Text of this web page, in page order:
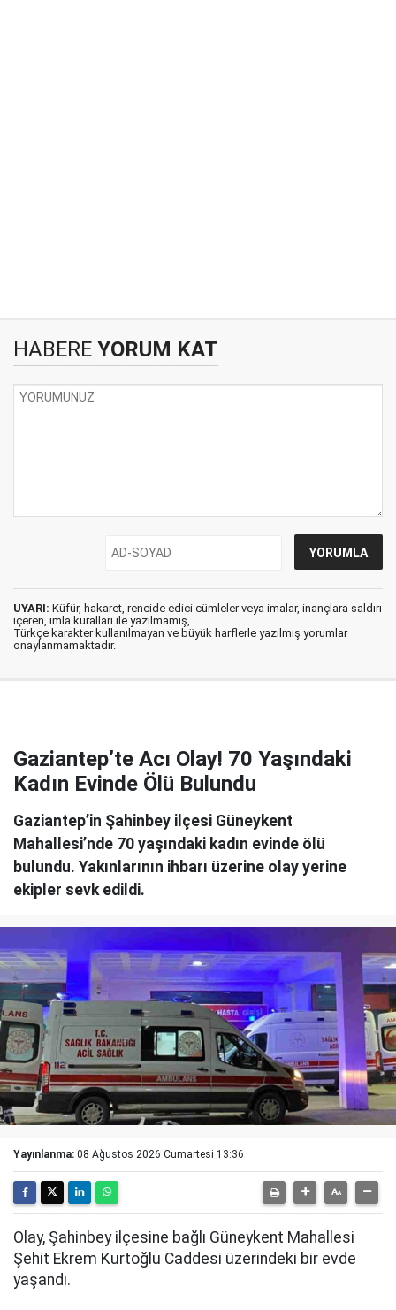
HABERE YORUM KAT
UYARI: Küfür, hakaret, rencide edici cümleler veya imalar, inançlara saldırı
içeren, imla kuralları ile yazılmamış,
Türkçe karakter kullanılmayan ve büyük harflerle yazılmış yorumlar
onaylanmamaktadır.
Gaziantep’te Acı Olay! 70 Yaşındaki
Kadın Evinde Ölü Bulundu
Gaziantep’in Şahinbey ilçesi Güneykent
Mahallesi’nde 70 yaşındaki kadın evinde ölü
bulundu. Yakınlarının ihbarı üzerine olay yerine
ekipler sevk edildi.
Yayınlanma: 08 Ağustos 2026 Cumartesi 13:36
Olay, Şahinbey ilçesine bağlı Güneykent Mahallesi
Şehit Ekrem Kurtoğlu Caddesi üzerindeki bir evde
yaşandı.